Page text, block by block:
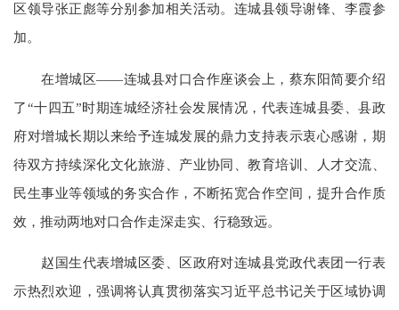
区领导张正彪等分别参加相关活动。连城县领导谢锋、李霞参
加。
在增城区——连城县对口合作座谈会上，蔡东阳简要介绍
了“十四五”时期连城经济社会发展情况，代表连城县委、县政
府对增城长期以来给予连城发展的鼎力支持表示衷心感谢，期
待双方持续深化文化旅游、产业协同、教育培训、人才交流、
民生事业等领域的务实合作，不断拓宽合作空间，提升合作质
效，推动两地对口合作走深走实、行稳致远。
赵国生代表增城区委、区政府对连城县党政代表团一行表
示热烈欢迎，强调将认真贯彻落实习近平总书记关于区域协调